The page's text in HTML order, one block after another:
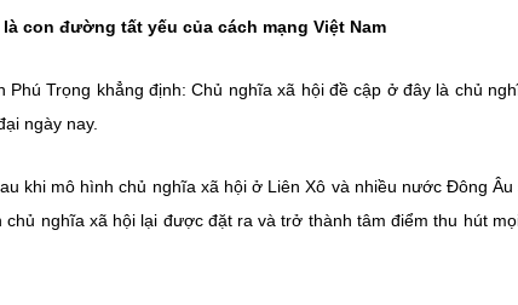
con đường tất yếu của cách mạng Việt Nam
Phú Trọng khẳng định: Chủ nghĩa xã hội đề cập ở đây là chủ
ngày nay.
khi mô hình chủ nghĩa xã hội ở Liên Xô và nhiều nước Đông
nghĩa xã hội lại được đặt ra và trở thành tâm điểm thu hút